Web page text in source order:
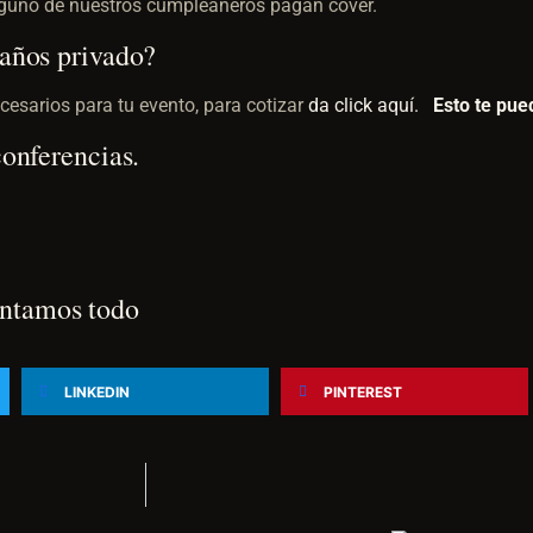
de nuestros cumpleañeros pagan cover.
privado?
para tu evento, para cotizarda click aquí. Esto te
todo
LINKEDIN PINTEREST